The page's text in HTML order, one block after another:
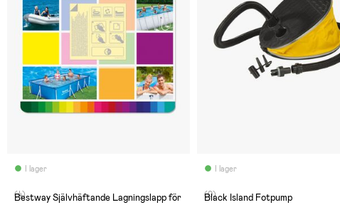
I lager
(4)
Bestway Självhäftande Lagningslapp för
I lager
(0)
Black Island Fotpump